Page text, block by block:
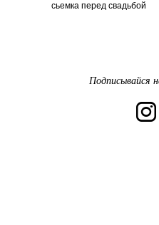
сьемка перед свадьбой
Подписывайся